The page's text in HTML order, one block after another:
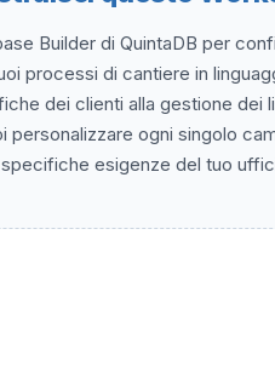
Builder di QuintaDB per
processi di cantiere in
dei clienti alla gestione dei
ogni singolo
esigenze del tuo